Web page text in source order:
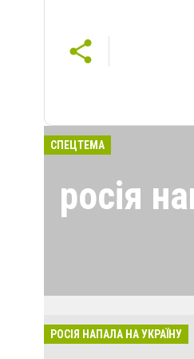
СПЕЦТЕМА
росія
розкрадати
за нашу свободу!!
РОСІЯ НАПАЛА НА УКРАЇНУ